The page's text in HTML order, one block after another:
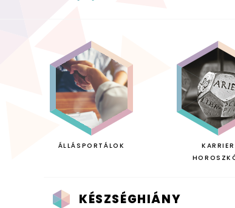
ÁLLÁSPORTÁLOK
KARRIER
KÉSZSÉGHIÁNY